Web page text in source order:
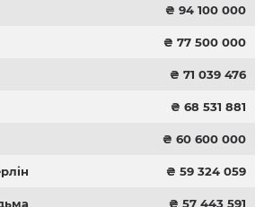
₴ 94 100 000
₴ 77 500 000
₴ 71 039 476
₴ 68 531 881
₴ 60 600 000
₴ 59 324 059
₴ 57 443 591